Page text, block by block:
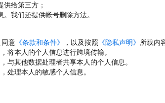
给第三方；
我们还提供帐号删除方法。
意 《条款和条件》 ，以及按照 《隐私声明》 所载内
将本人的个人信息进行跨境传输。
与其他数据处理者共享本人的个人信息。
处理本人的敏感个人信息。